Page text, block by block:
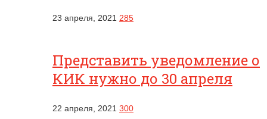
23 апреля, 2021 285
Представить уведомление о
КИК нужно до 30 апреля
22 апреля, 2021 300